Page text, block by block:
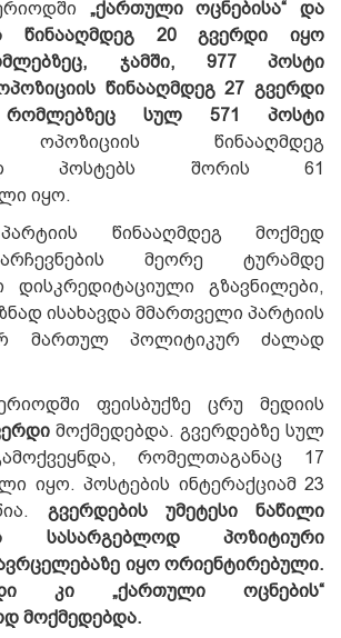
„ქართული ოცნებისა“ და
წინააღმდეგ 20 გვერდი იყო
ჯამში, 977 პოსტი
წინააღმდეგ 27 გვერდი
რომლებზეც სულ 571 პოსტი
წინააღმდეგ
პოსტებს შორის 61
იყო.
წინააღმდეგ მოქმედ
მეორე ტურამდე
დისკრედიტაციული გზავნილები,
ისახავდა მმართველი პარტიის
მართულ პოლიტიკურ ძალად
ფეისბუქზე ცრუ მედიის
მოქმედებდა. გვერდებზე სულ
რომელთაგანაც 17
იყო. პოსტების ინტერაქციამ 23
გვერდების უმეტესი ნაწილი
სასარგებლოდ პოზიტიური
იყო ორიენტირებული.
კი „ქართული ოცნების“
მოქმედებდა.